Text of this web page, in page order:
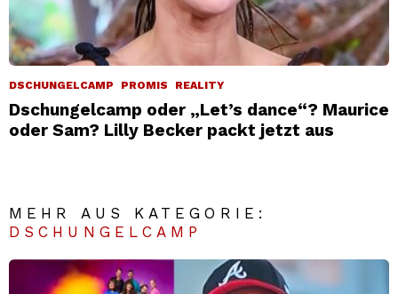
DSCHUNGELCAMP PROMIS REALITY
Dschungelcamp oder „Let’s dance“? Maurice
oder Sam? Lilly Becker packt jetzt aus
MEHR AUS KATEGORIE:
DSCHUNGELCAMP